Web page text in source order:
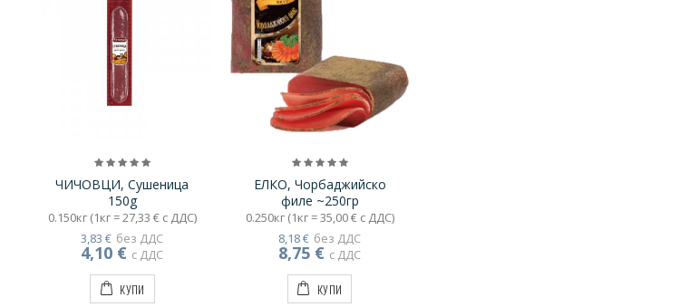
ЧИЧОВЦИ, Сушеница
150g
0.150кг (1кг = 27,33 € с ДДС)
без ДДС
3,83 €
с ДДС
4,10 €
КУПИ
ЕЛКО, Чорбаджийско
филе ~250гр
0.250кг (1кг = 35,00 € с ДДС)
без ДДС
8,18 €
с ДДС
8,75 €
КУПИ